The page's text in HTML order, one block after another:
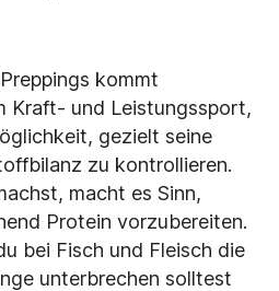
kommt
Kraft- und Leistungssport,
gezielt seine
zu kontrollieren.
macht es Sinn,
Protein vorzubereiten.
bei Fisch und Fleisch die
unterbrechen solltest